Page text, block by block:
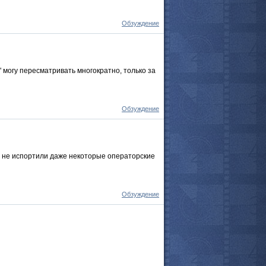
Обзуждение
пересматривать многократно, только за
Обзуждение
испортили даже некоторые операторские
Обзуждение